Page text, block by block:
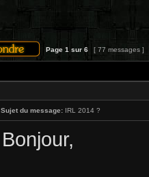
Page 1 sur 6 [ 77 messages ]
Sujet du message: IRL 2014 ?
Bonjour,